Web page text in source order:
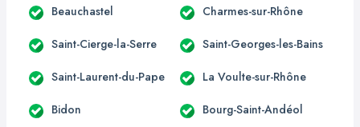
Beauchastel Charmes-sur-Rhône
Saint-Cierge-la-Serre Saint-Georges-les-Bains
Saint-Laurent-du-Pape La Voulte-sur-Rhône
Bidon Bourg-Saint-Andéol